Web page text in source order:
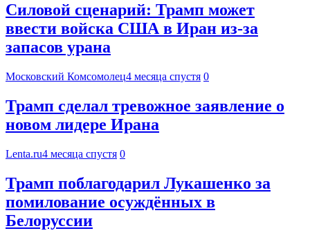
Силовой сценарий: Трамп может
ввести войска США в Иран из-за
запасов урана
Московский Комсомолец4 месяца спустя 0
Трамп сделал тревожное заявление о
новом лидере Ирана
Lenta.ru4 месяца спустя 0
Трамп поблагодарил Лукашенко за
помилование осуждённых в
Белоруссии